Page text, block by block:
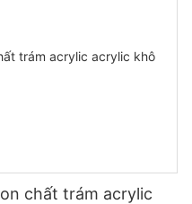
chất trám acrylic